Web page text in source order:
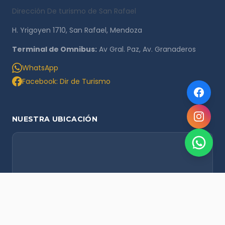
Dirección De turismo de San Rafael
H. Yrigoyen 1710, San Rafael, Mendoza
Terminal de Omnibus: Av Gral. Paz, Av. Granaderos
WhatsApp
Facebook: Dir de Turismo
NUESTRA UBICACIÓN